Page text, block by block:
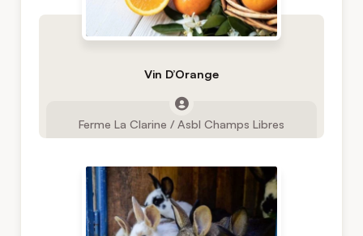
Vin D’Orange
Ferme La Clarine / Asbl Champs Libres